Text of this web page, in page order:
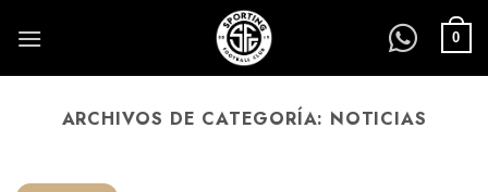
0
ARCHIVOS DE CATEGORÍA: NOTICIAS